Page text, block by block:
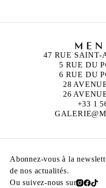
47 RUE SAINT-
5 RUE DU
6 RUE DU
28
26
+33 1
Abonnez-vous à la
de nos actualités.
Ou suivez-nous sur